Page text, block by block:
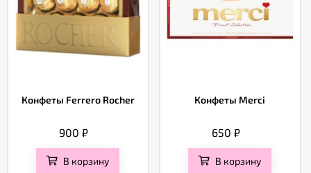
Конфеты Ferrero Rocher
900₽
В корзину
Конфеты Merci
650 ₽
В корзину